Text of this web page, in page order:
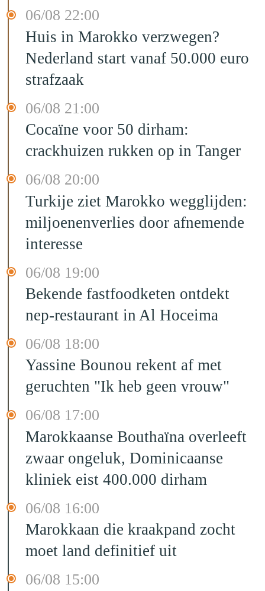
06/08 22:00
Huis in Marokko verzwegen?
Nederland start vanaf 50.000 euro
strafzaak
06/08 21:00
Cocaïne voor 50 dirham:
crackhuizen rukken op in Tanger
06/08 20:00
Turkije ziet Marokko wegglijden:
miljoenenverlies door afnemende
interesse
06/08 19:00
Bekende fastfoodketen ontdekt
nep-restaurant in Al Hoceima
06/08 18:00
Yassine Bounou rekent af met
geruchten "Ik heb geen vrouw"
06/08 17:00
Marokkaanse Bouthaïna overleeft
zwaar ongeluk, Dominicaanse
kliniek eist 400.000 dirham
06/08 16:00
Marokkaan die kraakpand zocht
moet land definitief uit
06/08 15:00